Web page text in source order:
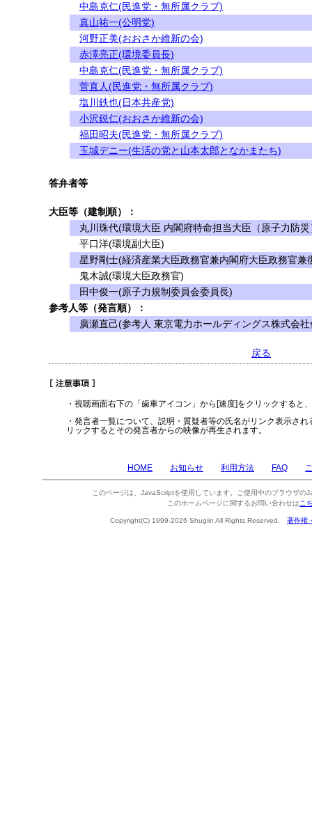
中島克仁(民進党・無所属クラブ)
真山祐一(公明党)
河野正美(おおさか維新の会)
赤澤亮正(環境委員長)
中島克仁(民進党・無所属クラブ)
菅直人(民進党・無所属クラブ)
塩川鉄也(日本共産党)
小沢鋭仁(おおさか維新の会)
福田昭夫(民進党・無所属クラブ)
玉城デニー(生活の党と山本太郎となかまたち)
答弁者等
大臣等（建制順）：
丸川珠代(環境大臣 内閣府特命担当大臣（原子力防災
平口洋(環境副大臣)
星野剛士(経済産業大臣政務官兼内閣府大臣政務官兼
鬼木誠(環境大臣政務官)
田中俊一(原子力規制委員会委員長)
参考人等（発言順）：
廣瀬直己(参考人 東京電力ホールディングス株式会
戻る
・視聴画面右下の「歯車アイコン」から[速度]をクリックすると
・発言者一覧について、説明・質疑者等の氏名がリンク表示さ
リックするとその発言者からの映像が再生されます。
HOME お知らせ 利用方法 FAQ
このページは、JavaScriptを使用しています。ご使用中のブラウザの
このホームページに関するお問い合わせは こ
Copyright(C) 1999-2026 Shugiin All Rights Reserved. 著作権